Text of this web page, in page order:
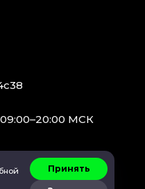
МСК
Принять